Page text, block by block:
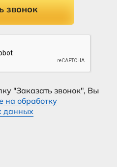
звонок
"Заказать звонок", Вы
на обработку
данных